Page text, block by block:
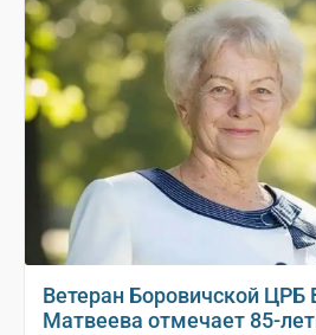
Ветеран Боровичской ЦРБ
Матвеева отмечает 85-